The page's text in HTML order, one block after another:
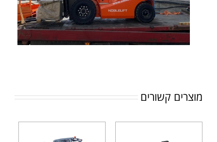
מוצרים קשורים